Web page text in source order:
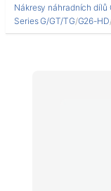
Nákresy náhradních dílů
Series G/GT/TG/G26-HD